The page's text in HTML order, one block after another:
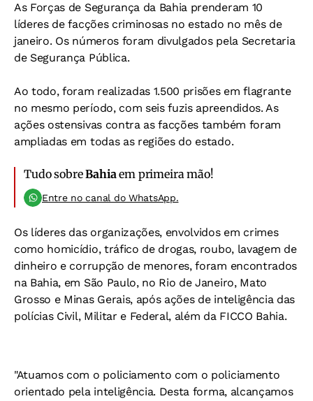
As Forças de Segurança da Bahia prenderam 10
líderes de facções criminosas no estado no mês de
janeiro. Os números foram divulgados pela Secretaria
de Segurança Pública.
Ao todo, foram realizadas 1.500 prisões em flagrante
no mesmo período, com seis fuzis apreendidos. As
ações ostensivas contra as facções também foram
ampliadas em todas as regiões do estado.
Tudo sobreBahiaem primeira mão!
Entre no canal do WhatsApp.
Os líderes das organizações, envolvidos em crimes
como homicídio, tráfico de drogas, roubo, lavagem de
dinheiro e corrupção de menores, foram encontrados
na Bahia, em São Paulo, no Rio de Janeiro, Mato
Grosso e Minas Gerais, após ações de inteligência das
polícias Civil, Militar e Federal, além da FICCO Bahia.
"Atuamos com o policiamento com o policiamento
orientado pela inteligência. Desta forma, alcançamos